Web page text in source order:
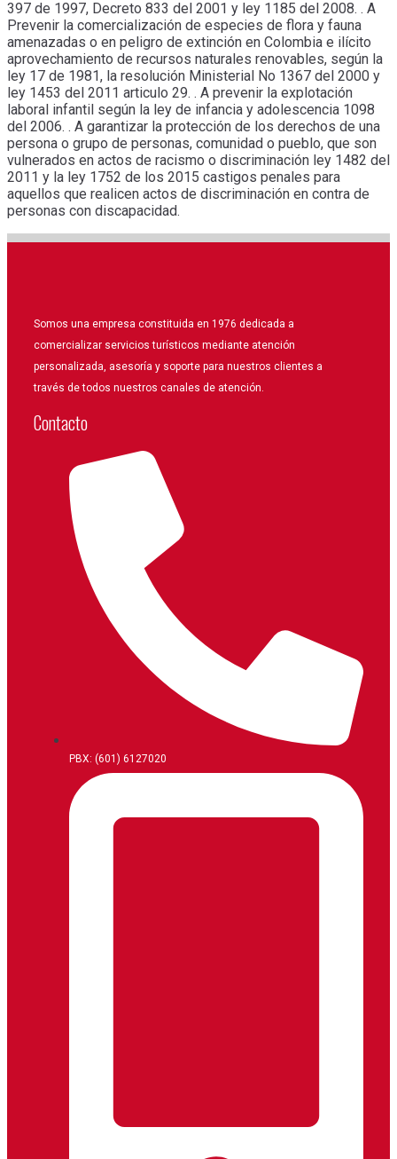
397 de 1997, Decreto 833 del 2001 y ley 1185 del 2008. . A
Prevenir la comercialización de especies de flora y fauna
amenazadas o en peligro de extinción en Colombia e ilícito
aprovechamiento de recursos naturales renovables, según la
ley 17 de 1981, la resolución Ministerial No 1367 del 2000 y
ley 1453 del 2011 articulo 29. . A prevenir la explotación
laboral infantil según la ley de infancia y adolescencia 1098
del 2006. . A garantizar la protección de los derechos de una
persona o grupo de personas, comunidad o pueblo, que son
vulnerados en actos de racismo o discriminación ley 1482 del
2011 y la ley 1752 de los 2015 castigos penales para
aquellos que realicen actos de discriminación en contra de
personas con discapacidad.
Somos una empresa constituida en 1976 dedicada a
comercializar servicios turísticos mediante atención
personalizada, asesoría y soporte para nuestros clientes a
través de todos nuestros canales de atención.
Contacto
PBX: (601) 6127020